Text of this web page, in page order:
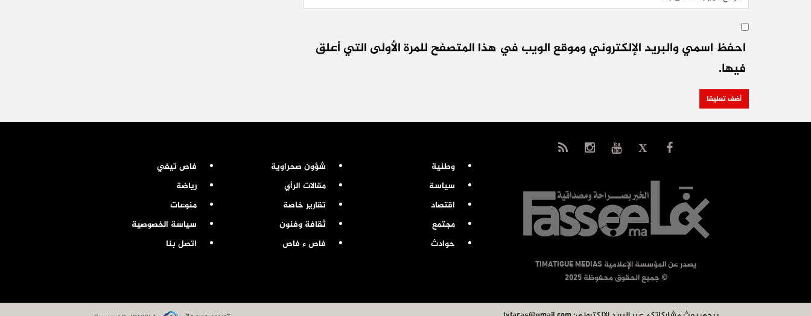
احفظ اسمي والبريد الإلكتروني وموقع الويب في هذا المتصفح للمرة الأولى التي أعلق
فيها.
يصدر عن المؤسسة الإعلامية TIMATIGUE MEDIAS
© جميع الحقوق محفوظة 2025
وطنية
سياسة
اقتصاد
مجتمع
حوادث
شؤون صحراوية
مقالات الرأي
تقارير خاصة
ثقافة وفنون
فاص ء فاص
فاص تيفي
رياضة
منوعات
سياسة الخصوصية
اتصل بنا